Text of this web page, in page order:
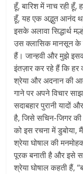
हूँ, बारिश में नाच रही
हूँ, यह एक अद्भुत आनंद
इसके अलावा सिद्धार्थ
उस क्लासिक मानसून के
हैं। जान्हवी और मुझे
इंतज़ार कर रहे हैं कि
श्रेया और अदनान की
गाने पर अपने विचार
सदाबहार पुरानी
है, जिसे सचिन-जिगर
को इस रचना में डुबोया,
श्रेया घोषाल की
पूरक बनाती है और इसे
श्रेया घोषाल कहती हैं,